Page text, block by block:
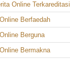
Online Terkareditasi
Berfaedah
Berguna
Bermakna